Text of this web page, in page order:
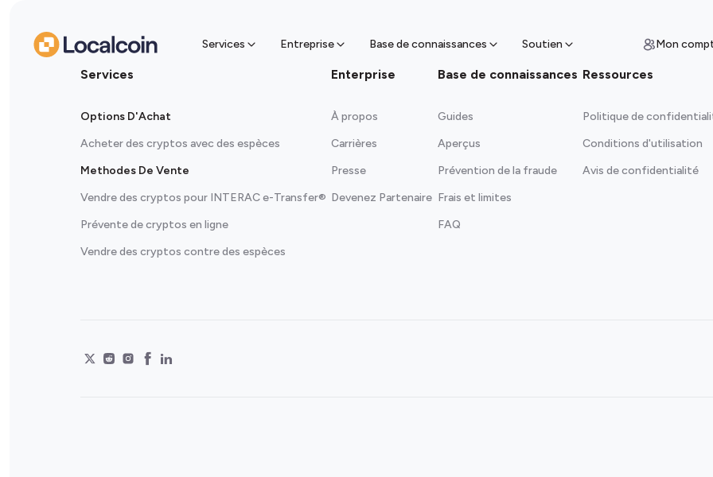
Services Entreprise Base de connaissances Soutien
récupérez des espèces
Mon
Services
Options D'Achat
Acheter des cryptos avec des espèces
Methodes De Vente
Vendre des cryptos pour INTERAC e-Transfer®
Prévente de cryptos en ligne
Vendre des cryptos contre des espèces
Enterprise
À propos
Carrières
Presse
Devenez Partenaire
Base de connaissances
Guides
Aperçus
Prévention de la fraude
Frais et limites
FAQ
Ressources
Politique de
Conditions d'utilisation
Avis de confidentialité